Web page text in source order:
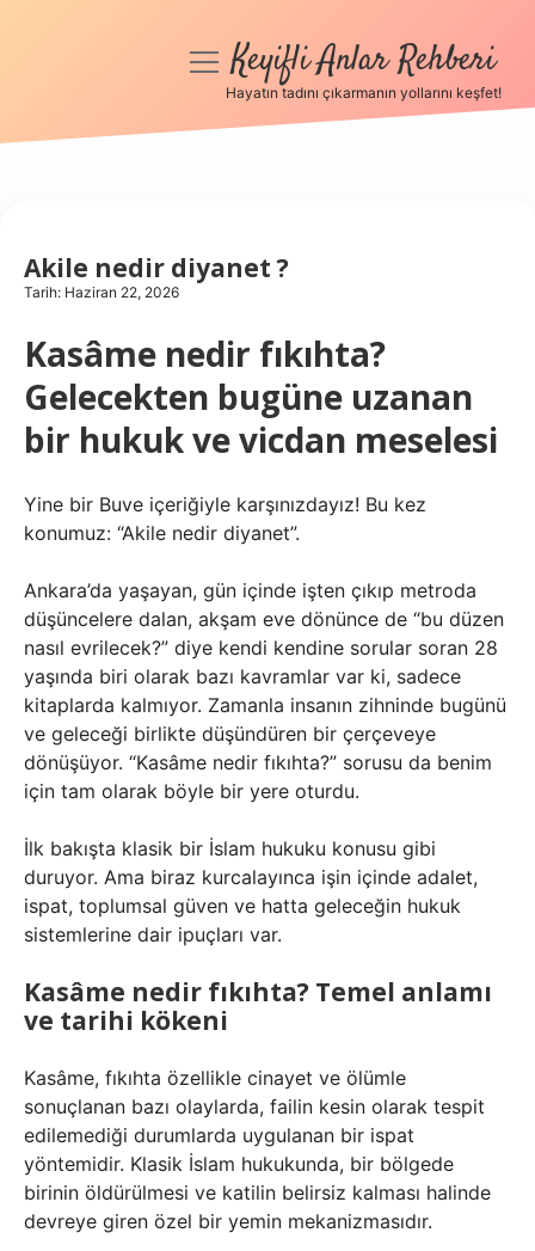
Anasayfa
Hakkımızda
menüyüKeyifli Anlar Rehberi
Hayatın tadını çıkarmanın yollarını keşfet!
Akile nedir diyanet ?
Tarih: Haziran 22, 2026
Kasâme nedir fıkıhta?
Gelecekten bugüne uzanan
bir hukuk ve vicdan meselesi
Yine bir Buve içeriğiyle karşınızdayız! Bu kez
konumuz: “Akile nedir diyanet”.
Ankara’da yaşayan, gün içinde işten çıkıp metroda
düşüncelere dalan, akşam eve dönünce de “bu düzen
nasıl evrilecek?” diye kendi kendine sorular soran 28
yaşında biri olarak bazı kavramlar var ki, sadece
kitaplarda kalmıyor. Zamanla insanın zihninde bugünü
ve geleceği birlikte düşündüren bir çerçeveye
dönüşüyor. “Kasâme nedir fıkıhta?” sorusu da benim
için tam olarak böyle bir yere oturdu.
İlk bakışta klasik bir İslam hukuku konusu gibi
duruyor. Ama biraz kurcalayınca işin içinde adalet,
ispat, toplumsal güven ve hatta geleceğin hukuk
sistemlerine dair ipuçları var.
Kasâme nedir fıkıhta? Temel anlamı
ve tarihi kökeni
Kasâme, fıkıhta özellikle cinayet ve ölümle
sonuçlanan bazı olaylarda, failin kesin olarak tespit
edilemediği durumlarda uygulanan bir ispat
yöntemidir. Klasik İslam hukukunda, bir bölgede
birinin öldürülmesi ve katilin belirsiz kalması halinde
devreye giren özel bir yemin mekanizmasıdır.